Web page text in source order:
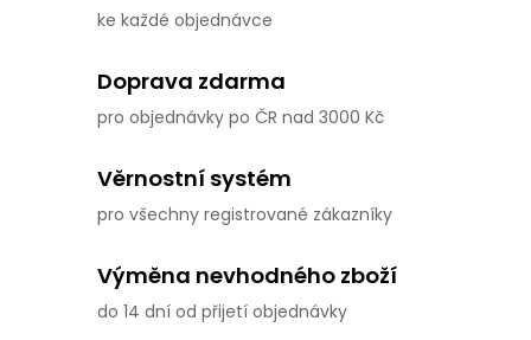
ke každé objednávce
Doprava zdarma
pro objednávky po ČR nad 3000 Kč
Věrnostní systém
pro všechny registrované zákazníky
Výměna nevhodného zboží
do 14 dní od přijetí objednávky